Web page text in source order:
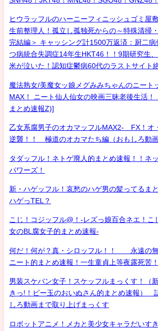
ヒウラッフルのハーニーフィニッシュゴミ屋
生前整理人！孤立し孤独死からの～特殊清掃
完結編＞ キャッシング計1500万返済：厨二病
つ病統合失調症14年生HKT46！！9期研究生
米が泣いた！認知症鬱病60代のラストサイト
魔法熟女/美魔女ッ娘メグみみちゃんのニート
MAX！ ニート仙人仙女の映画三昧老後生活！
まとめ速報Z)]
乙女系腐男子のオカマッフルMAX2- FX！オ
逆襲！！ 極道のオカマたち編（おもしろ動画
タダッフル！ネトゲ廃人的まとめ速報！！ネ
パワーズ！
新・ハゲッフル！哀愁のハゲ男の髪ってるま
ハゲっTEL？
こじ！コジッフル@！-レズっ娘百合ネエ！こ
女のBL腐女子的まとめ速報-
何だ！何が？真・シロッフル！！ 永遠の
ニート的まとめ速報！一生童貞上等夜露死苦！
男装スケバン女子！スケッフルまっくす！（
きっ!！ビー玉のおいぬさん的まとめ速報）
しろ動画まで取り上げまっくす
ロボットアニメ！メカと美少女キャラだいす